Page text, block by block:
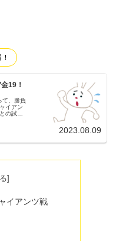
19！
て、勝負
イアン
の試合
2023.08.09
イアンツ戦